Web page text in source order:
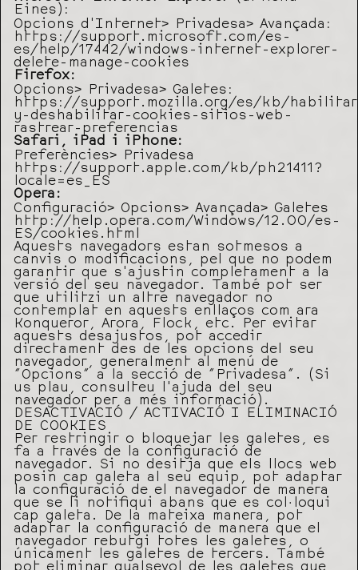
Eines):
Opcions d’Internet> Privadesa> Avançada:
https://support.microsoft.com/es-
es/help/17442/windows-internet-explorer-
delete-manage-cookies
Firefox:
Opcions> Privadesa> Galetes:
https://support.mozilla.org/es/kb/
y-deshabilitar-cookies-sitios-web-
rastrear-preferencias
Safari, iPad i iPhone:
Preferències> Privadesa
https://support.apple.com/kb/ph21411?
locale=es_ES
Opera:
Configuració> Opcions> Avançada> Galetes
http://help.opera.com/Windows/12.00/es-
ES/cookies.html
Aquests navegadors estan sotmesos a
canvis o modificacions, pel que no podem
garantir que s’ajustin completament a la
versió del seu navegador. També pot ser
que utilitzi un altre navegador no
contemplat en aquests enllaços com ara
Konqueror, Arora, Flock, etc. Per evitar
aquests desajustos, pot accedir
directament des de les opcions del seu
navegador, generalment al menú de
“Opcions” a la secció de “Privadesa”. (Si
us plau, consulteu l’ajuda del seu
navegador per a més informació).
DESACTIVACIÓ / ACTIVACIÓ I ELIMINACIÓ
DE COOKIES
Per restringir o bloquejar les galetes, es
fa a través de la configuració de
navegador. Si no desitja que els llocs web
posin cap galeta al seu equip, pot adaptar
la configuració de el navegador de manera
que se li notifiqui abans que es col·loqui
cap galeta. De la mateixa manera, pot
adaptar la configuració de manera que el
navegador rebutgi totes les galetes, o
únicament les galetes de tercers. També